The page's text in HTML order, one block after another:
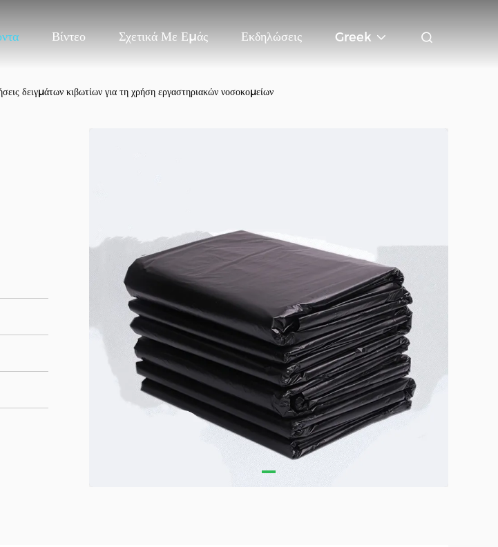
Βίντεο Σχετικά Με Εμάς Εκδηλώσεις Greek
δειγμάτων κιβωτίων για τη χρήση εργαστηριακών νοσοκομείων